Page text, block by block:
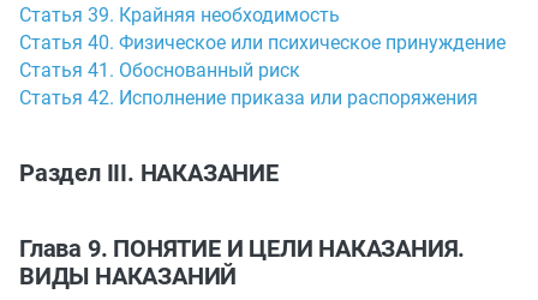
Статья 39. Крайняя необходимость
Статья 40. Физическое или психическое принуждение
Статья 41. Обоснованный риск
Статья 42. Исполнение приказа или распоряжения
Раздел III. НАКАЗАНИЕ
Глава 9. ПОНЯТИЕ И ЦЕЛИ НАКАЗАНИЯ.
ВИДЫ НАКАЗАНИЙ